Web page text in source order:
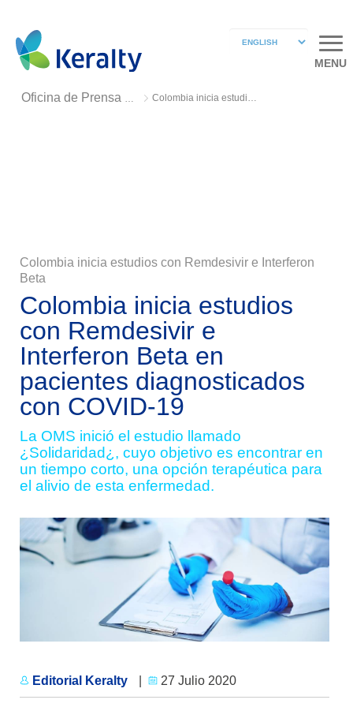
MENU
Oficina de Prensa 2020 Colombia inicia estudios con Remdesivir e Interferon Beta
Colombia inicia estudios con Remdesivir e Interferon
Beta
Colombia inicia estudios
con Remdesivir e
Interferon Beta en
pacientes diagnosticados
con COVID-19
La OMS inició el estudio llamado
¿Solidaridad¿, cuyo objetivo es encontrar en
un tiempo corto, una opción terapéutica para
el alivio de esta enfermedad.
Editorial Keralty 27 Julio 2020